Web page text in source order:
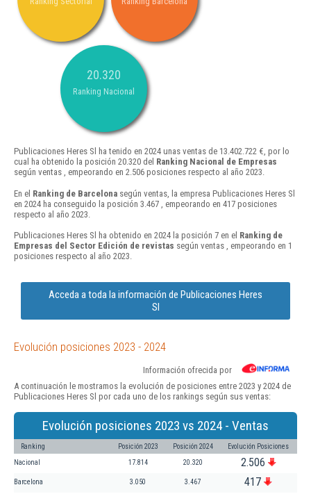
20.320
Ranking Nacional
Publicaciones Heres Sl ha tenido en 2024 unas ventas de 13.402.722 €, por lo
cual ha obtenido la posición 20.320 del Ranking Nacional de Empresas
según ventas , empeorando en 2.506 posiciones respecto al año 2023.
En el Ranking de Barcelona según ventas, la empresa Publicaciones Heres Sl
en 2024 ha conseguido la posición 3.467 , empeorando en 417 posiciones
respecto al año 2023.
Publicaciones Heres Sl ha obtenido en 2024 la posición 7 en el Ranking de
Empresas del Sector Edición de revistas según ventas , empeorando en 1
posiciones respecto al año 2023.
Acceda a toda la información de Publicaciones Heres
Sl
Evolución posiciones 2023 - 2024
Información ofrecida por
A continuación le mostramos la evolución de posiciones entre 2023 y 2024 de
Publicaciones Heres Sl por cada uno de los rankings según sus ventas:
Evolución posiciones 2023 vs 2024 - Ventas
Ranking Posición 2023 Posición 2024 Evolución Posiciones
Nacional 17.814 20.320 2.506
Barcelona 3.050 3.467 417